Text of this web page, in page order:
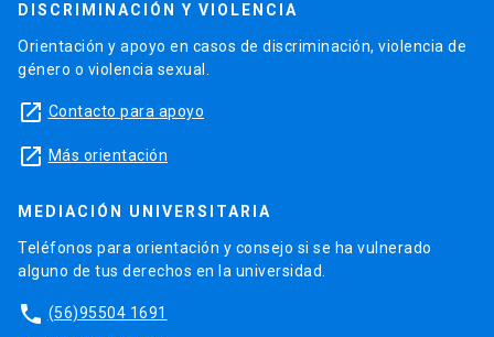
DISCRIMINACIÓN Y VIOLENCIA
Orientación y apoyo en casos de discriminación, violencia de
género o violencia sexual.
launch Contacto para apoyo
launch Más orientación
MEDIACIÓN UNIVERSITARIA
Teléfonos para orientación y consejo si se ha vulnerado
alguno de tus derechos en la universidad.
phone (56)95504 1691